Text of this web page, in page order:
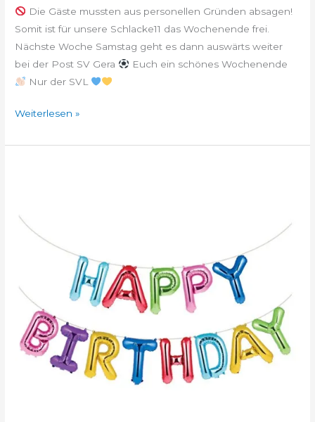
Die Gäste mussten aus personellen Gründen absagen!
Somit ist für unsere Schlacke11 das Wochenende frei.
Nächste Woche Samstag geht es dann auswärts weiter
bei der Post SV Gera
Euch ein schönes Wochenende
Nur der SVL
Weiterlesen »
gratuliert